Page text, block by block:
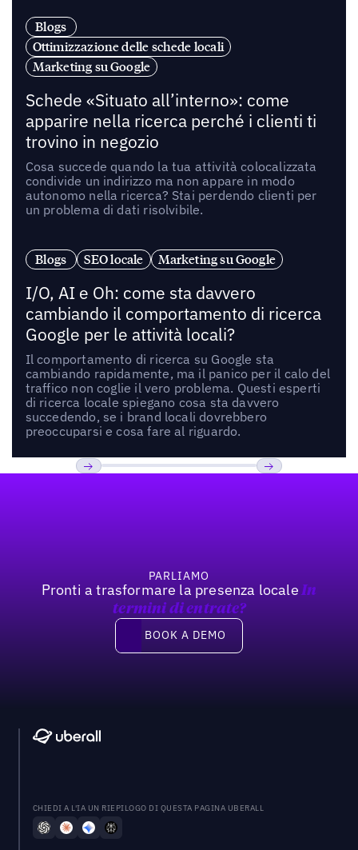
Blogs
Ottimizzazione delle schede locali
Marketing su Google
Schede «Situato all’interno»: come
apparire nella ricerca perché i clienti ti
trovino in negozio
Cosa succede quando la tua attività colocalizzata
condivide un indirizzo ma non appare in modo
autonomo nella ricerca? Stai perdendo clienti per
un problema di dati risolvibile.
Blogs SEO locale Marketing su Google
I/O, AI e Oh: come sta davvero
cambiando il comportamento di ricerca
Google per le attività locali?
Il comportamento di ricerca su Google sta
cambiando rapidamente, ma il panico per il calo del
traffico non coglie il vero problema. Questi esperti
di ricerca locale spiegano cosa sta davvero
succedendo, se i brand locali dovrebbero
preoccuparsi e cosa fare al riguardo.
PARLIAMO
Pronti a trasformare la presenza locale In
termini di entrate?
Book a demo
BOOK A DEMO
CHIEDI A L'IA UN RIEPILOGO DI QUESTA PAGINA UBERALL